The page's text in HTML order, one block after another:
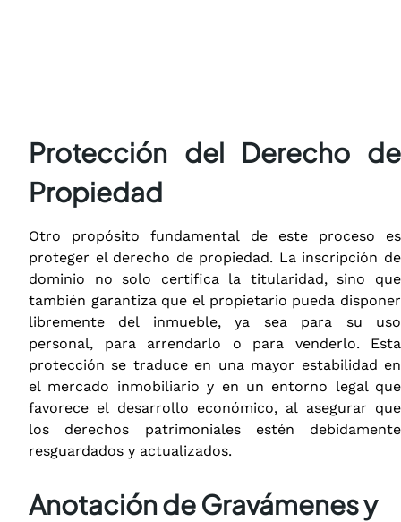
Protección del Derecho de
Propiedad
Otro propósito fundamental de este proceso es
proteger el derecho de propiedad. La inscripción de
dominio no solo certifica la titularidad, sino que
también garantiza que el propietario pueda disponer
libremente del inmueble, ya sea para su uso
personal, para arrendarlo o para venderlo. Esta
protección se traduce en una mayor estabilidad en
el mercado inmobiliario y en un entorno legal que
favorece el desarrollo económico, al asegurar que
los derechos patrimoniales estén debidamente
resguardados y actualizados.
Anotación de Gravámenes y